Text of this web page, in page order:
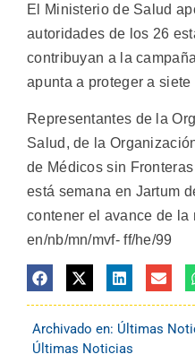
El Ministerio de Salud
autoridades de los 26
contribuyan a la
apunta a proteger a
Representantes de la
Salud, de la
de Médicos sin
está semana en Jartum
contener el avance de la
en/nb/mn/mvf- ff/he/99
Archivado en: Últimas
Últimas Noticias